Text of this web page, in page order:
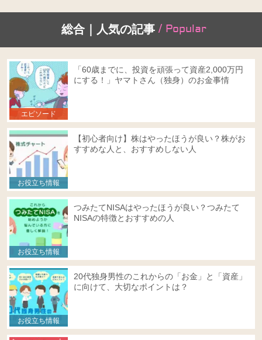
総合｜人気の記事 / Popular
エピソード
「60歳までに、投資を頑張って資産2,000万円
にする！」ヤマトさん（独身）のお金事情
お役立ち情報
【初心者向け】株はやったほうが良い？株がお
すすめな人と、おすすめしない人
お役立ち情報
つみたてNISAはやったほうが良い？つみたて
NISAの特徴とおすすめの人
お役立ち情報
20代独身男性のこれからの「お金」と「資産」
に向けて、大切なポイントは？